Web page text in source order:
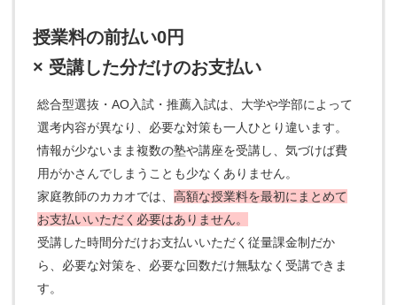
授業料の前払い0円
× 受講した分だけのお支払い
総合型選抜・AO入試・推薦入試は、大学や学部によって
選考内容が異なり、必要な対策も一人ひとり違います。
情報が少ないまま複数の塾や講座を受講し、気づけば費
用がかさんでしまうことも少なくありません。
家庭教師のカカオでは、高額な授業料を最初にまとめて
お支払いいただく必要はありません。
受講した時間分だけお支払いいただく従量課金制だか
ら、必要な対策を、必要な回数だけ無駄なく受講できま
す。